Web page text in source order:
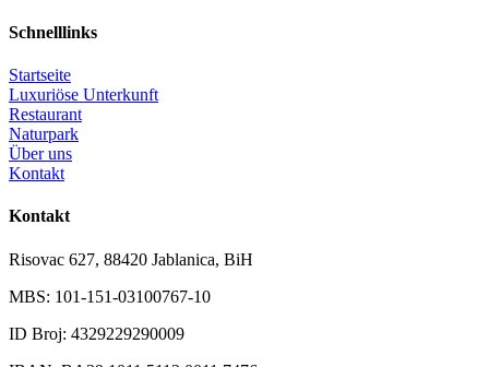
Schnelllinks
Startseite
Luxuriöse Unterkunft
Restaurant
Naturpark
Über uns
Kontakt
Kontakt
Risovac 627, 88420 Jablanica, BiH
MBS: 101-151-03100767-10
ID Broj: 4329229290009